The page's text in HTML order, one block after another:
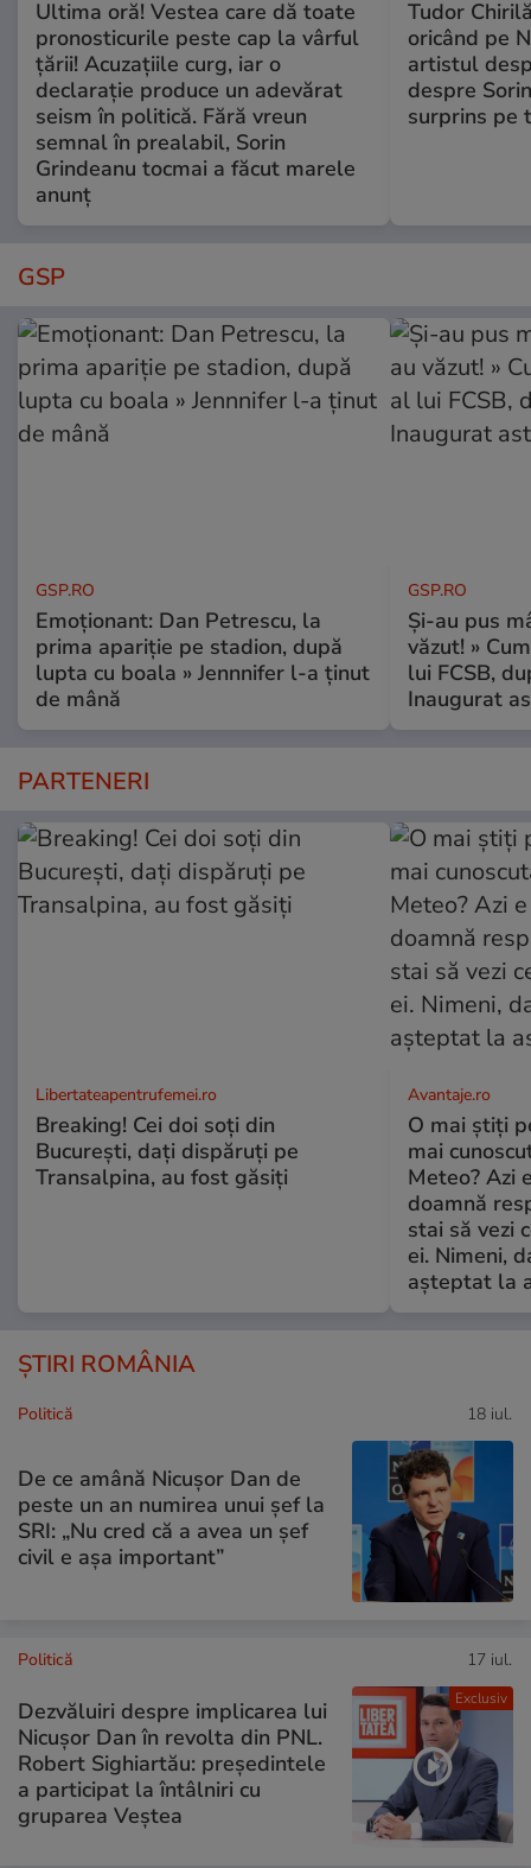
Ultima oră! Vestea care dă toate
pronosticurile peste cap la vârful
țării! Acuzațiile curg, iar o
declarație produce un adevărat
seism în politică. Fără vreun
semnal în prealabil, Sorin
Grindeanu tocmai a făcut marele
anunț
Tudor
oricând pe
artistul
despre
surprins pe
GSP
GSP.RO
Emoționant: Dan Petrescu, la
prima apariție pe stadion, după
lupta cu boala » Jennnifer l-a ținut
de mână
GSP.RO
Și-au pus
văzut! »
lui FCSB,
Inaugurat
PARTENERI
Libertateapentrufemei.ro
Breaking! Cei doi soți din
București, dați dispăruți pe
Transalpina, au fost găsiți
Avantaje.ro
O mai știți
mai
Meteo? Azi
doamnă
stai să vezi
ei. Nimeni,
așteptat la
ȘTIRI ROMÂNIA
Politică 18 iul.
De ce amână Nicușor Dan de
peste un an numirea unui șef la
SRI: „Nu cred că a avea un şef
civil e așa important”
Exclusiv
Politică 17 iul.
Dezvăluiri despre implicarea lui
Nicușor Dan în revolta din PNL.
Robert Sighiartău: președintele
a participat la întâlniri cu
gruparea Veștea